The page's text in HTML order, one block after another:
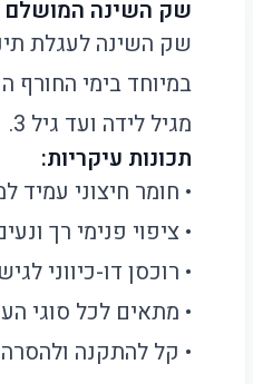
שק השינה המושלם
שק השינה לעגלת
במיוחד בימי החורף
מגיל לידה ועד גיל 3.
תכונות עיקריות:
• חומר חיצוני עמיד
• ציפוי פנימי רך
• רוכסן דו-כיווני
• מתאים לכל סוגי
• קל להתקנה ולהסרה